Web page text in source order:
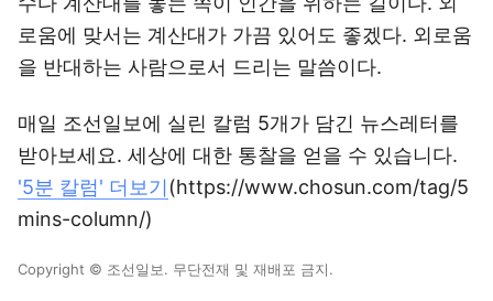
로움에 맞서는 계산대가 가끔 있어도 좋겠다. 외로움
을 반대하는 사람으로서 드리는 말씀이다.
매일 조선일보에 실린 칼럼 5개가 담긴 뉴스레터를
받아보세요. 세상에 대한 통찰을 얻을 수 있습니다.
'5분 칼럼' 더보기 (https://www.chosun.com/tag/5
mins-column/)
Copyright © 조선일보. 무단전재 및 재배포 금지.